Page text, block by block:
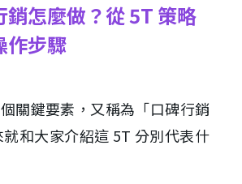
銷怎麼做？從 5T 策略
作步驟
關鍵要素，又稱為「口碑行銷
和大家介紹這 5T 分別代表什